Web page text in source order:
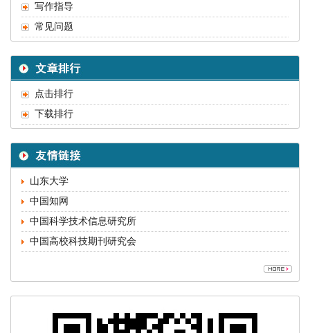
写作指导
常见问题
点击排行
下载排行
山东大学
中国知网
中国科学技术信息研究所
中国高校科技期刊研究会